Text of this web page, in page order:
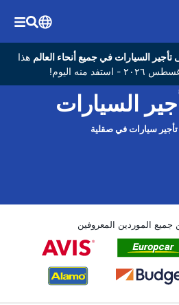
هذا
السيارات
سيارات في صقلية
جميع الموردين المعروفين